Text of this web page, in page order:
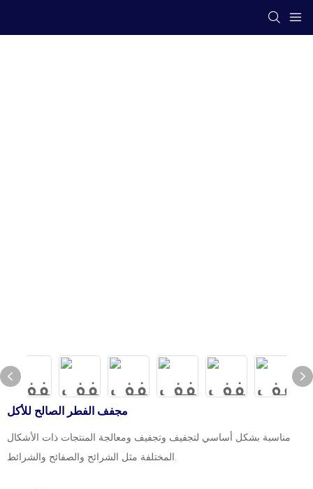
مجفف الفطر الصالح للأكل
مناسبة بشكل أساسي لتجفيف وتجفيف ومعالجة المنتجات ذات الأشكال